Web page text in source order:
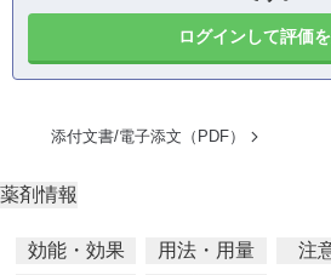
ログインして評価
添付文書/電子添文（PDF）
薬剤情報
効能・効果 用法・用量 注